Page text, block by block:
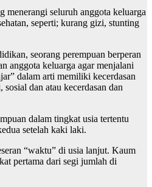
menerangi seluruh anggota keluarga
seperti; kurang gizi, stunting
seorang perempuan berperan
anggota keluarga agar menjalani
dalam arti memiliki kecerdasan
dan atau kecerdasan dan
dalam tingkat usia tertentu
setelah kaki laki.
“waktu” di usia lanjut. Kaum
pertama dari segi jumlah di